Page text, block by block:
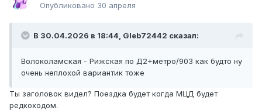
Опубликовано 30 апреля
В 30.04.2026 в 18:44, Gleb72442 сказал:
Волоколамская - Рижская по Д2+метро/903 как будто ну
очень неплохой вариантик тоже
Ты заголовок видел? Поездка будет когда МЦД будет
редкоходом.